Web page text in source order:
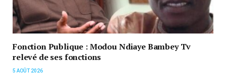
Fonction Publique : Modou Ndiaye Bambey Tv
relevé de ses fonctions
5 AOÛT 2026